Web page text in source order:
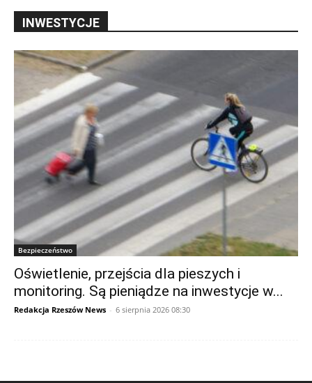
INWESTYCJE
Bezpieczeństwo
Oświetlenie, przejścia dla pieszych i
monitoring. Są pieniądze na inwestycje w...
Redakcja Rzeszów News - 6 sierpnia 2026 08:30